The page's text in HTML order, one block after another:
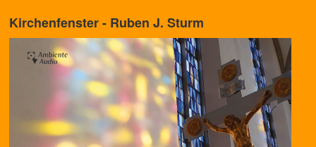
Kirchenfenster - Ruben J. Sturm